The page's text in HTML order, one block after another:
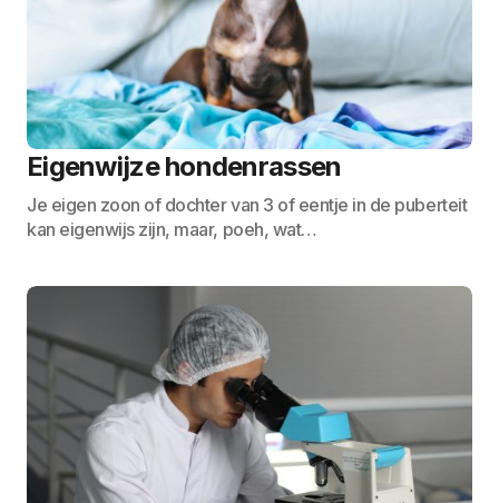
Eigenwijze hondenrassen
Je eigen zoon of dochter van 3 of eentje in de puberteit
kan eigenwijs zijn, maar, poeh, wat…